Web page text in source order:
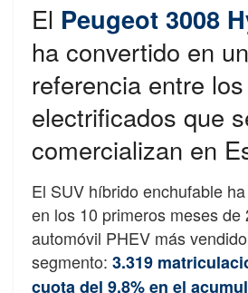
El Peugeot 3008
ha convertido en
referencia entre
electrificados que
comercializan en
El SUV híbrido enchufable
en los 10 primeros meses de
automóvil PHEV más
segmento: 3.319
cuota del 9,8% en el